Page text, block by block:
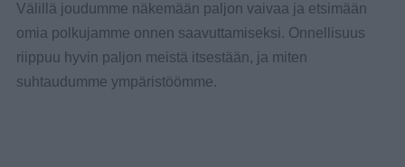
Välillä joudumme näkemään paljon vaivaa ja etsimään
omia polkujamme onnen saavuttamiseksi. Onnellisuus
riippuu hyvin paljon meistä itsestään, ja miten
suhtaudumme ympäristöömme.